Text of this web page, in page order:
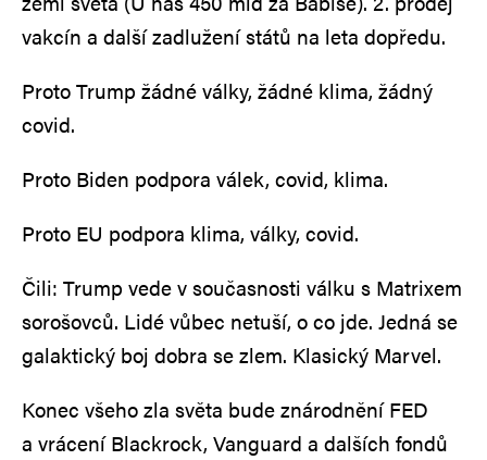
vakcín a další zadlužení států na leta dopředu.
Proto Trump žádné války, žádné klima, žádný
covid.
Proto Biden podpora válek, covid, klima.
Proto EU podpora klima, války, covid.
Čili: Trump vede v současnosti válku s Matrixem
sorošovců. Lidé vůbec netuší, o co jde. Jedná se
galaktický boj dobra se zlem. Klasický Marvel.
Konec všeho zla světa bude znárodnění FED
a vrácení Blackrock, Vanguard a dalších fondů